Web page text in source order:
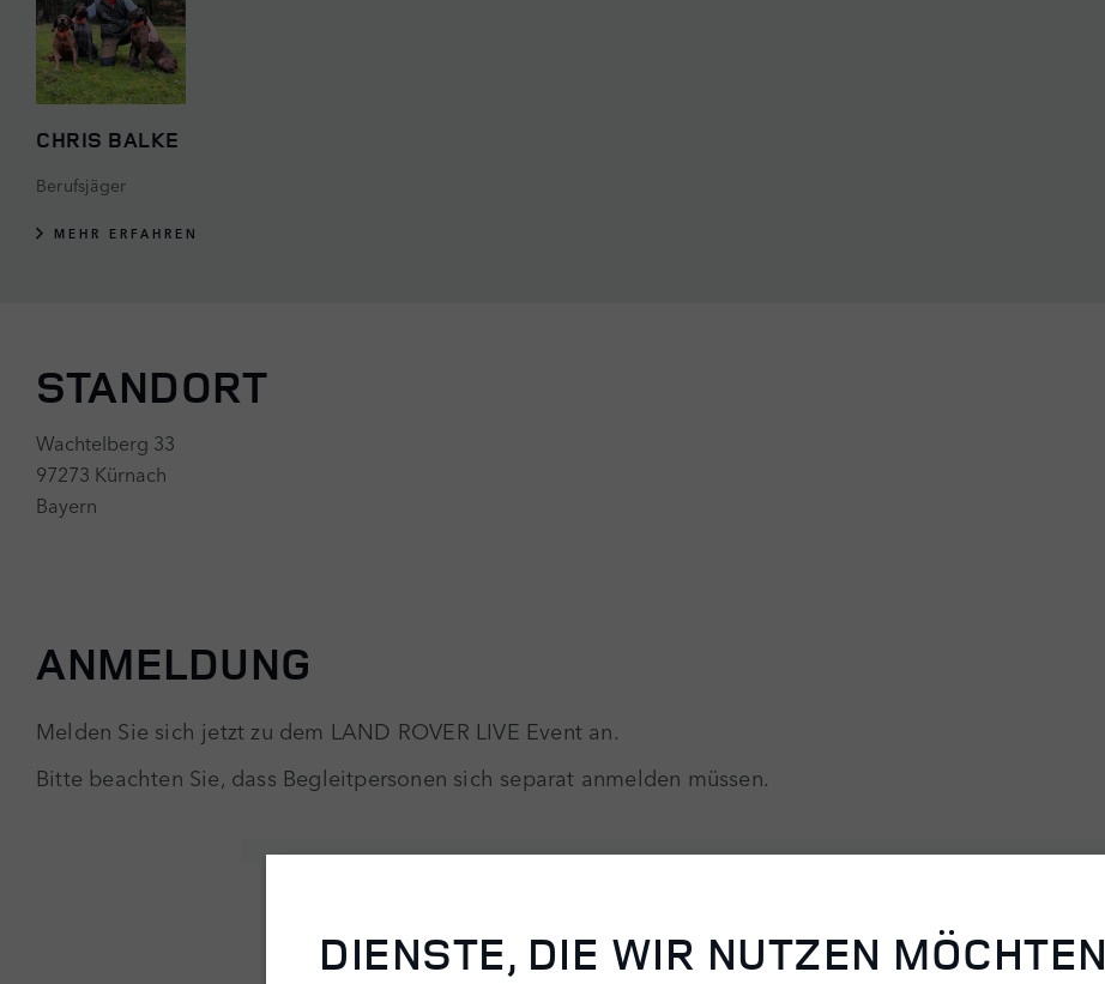
CHRIS BALKE
Berufsjäger
MEHR ERFAHREN
STANDORT
Wachtelberg 33
97273 Kürnach
Bayern
ANMELDUNG
Melden Sie sich jetzt zu dem LAND ROVER LIVE Event an.
Bitte beachten Sie, dass Begleitpersonen sich separat anmelden müssen.
DIENSTE, DIE WIR NUTZEN MÖCHTEN